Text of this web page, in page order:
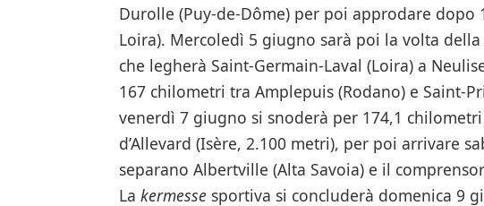
Durolle (Puy-de-Dôme) per poi approdare dopo
Loira). Mercoledì 5 giugno sarà poi la volta
che legherà Saint-Germain-Laval (Loira) a
167 chilometri tra Amplepuis (Rodano) e Saint-
venerdì 7 giugno si snoderà per 174,1
d’Allevard (Isère, 2.100 metri), per poi arrivare
separano Albertville (Alta Savoia) e il
La kermessesportiva si concluderà domenica 9